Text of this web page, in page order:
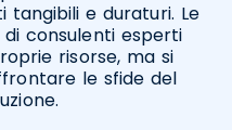
e duraturi. Le
consulenti esperti
risorse, ma si
le sfide del